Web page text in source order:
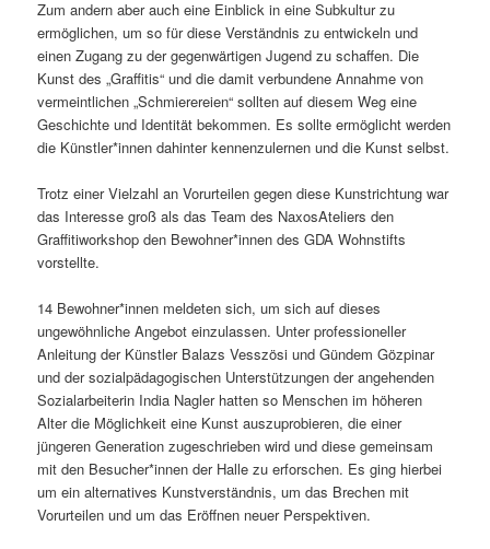
Zum andern aber auch eine Einblick in eine Subkultur zu
ermöglichen, um so für diese Verständnis zu entwickeln und
einen Zugang zu der gegenwärtigen Jugend zu schaffen. Die
Kunst des „Graffitis“ und die damit verbundene Annahme von
vermeintlichen „Schmierereien“ sollten auf diesem Weg eine
Geschichte und Identität bekommen. Es sollte ermöglicht werden
die Künstler*innen dahinter kennenzulernen und die Kunst selbst.
Trotz einer Vielzahl an Vorurteilen gegen diese Kunstrichtung war
das Interesse groß als das Team des NaxosAteliers den
Graffitiworkshop den Bewohner*innen des GDA Wohnstifts
vorstellte.
14 Bewohner*innen meldeten sich, um sich auf dieses
ungewöhnliche Angebot einzulassen. Unter professioneller
Anleitung der Künstler Balazs Vesszösi und Gündem Gözpinar
und der sozialpädagogischen Unterstützungen der angehenden
Sozialarbeiterin India Nagler hatten so Menschen im höheren
Alter die Möglichkeit eine Kunst auszuprobieren, die einer
jüngeren Generation zugeschrieben wird und diese gemeinsam
mit den Besucher*innen der Halle zu erforschen. Es ging hierbei
um ein alternatives Kunstverständnis, um das Brechen mit
Vorurteilen und um das Eröffnen neuer Perspektiven.